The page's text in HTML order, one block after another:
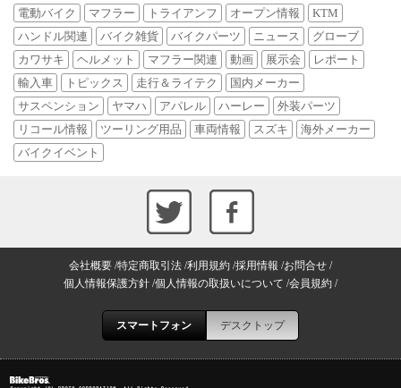
電動バイク
マフラー トライアンフ オープン情報
KTM
ハンドル関連
バイク雑貨 バイクパーツ ニュース
グローブ
カワサキ
ヘルメット マフラー関連 動画 展示会
レポート
輸入車
トピックス 走行＆ライテク
国内メーカー
サスペンション
ヤマハ アパレル ハーレー
外装パーツ
リコール情報
ツーリング用品 車両情報 スズキ
海外メーカー
バイクイベント
会社概要 特定商取引法 利用規約 採用情報 お問合せ
個人情報保護方針 個人情報の取扱いについて 会員規約
スマートフォン デスクトップ